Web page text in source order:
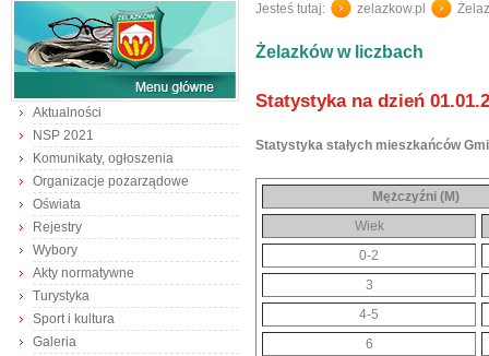
Aktualności
NSP 2021
Komunikaty, ogłoszenia
Organizacje pozarządowe
Oświata
Rejestry
Wybory
Akty normatywne
Turystyka
Sport i kultura
Galeria
Jesteś tutaj: zelazkow.pl
Żelazków w liczbach
Statystyka na dzień
Statystyka stałych mieszkańców
Mężczyźni (M)
Wiek
0-2
3
4-5
6